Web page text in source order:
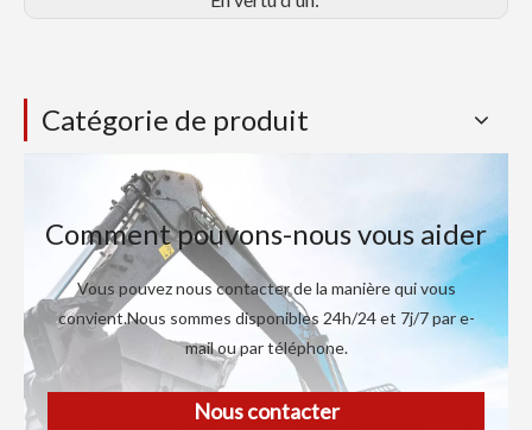
Catégorie de produit
Comment pouvons-nous vous aider
Vous pouvez nous contacter de la manière qui vous
convient.Nous sommes disponibles 24h/24 et 7j/7 par e-
mail ou par téléphone.
Nous contacter